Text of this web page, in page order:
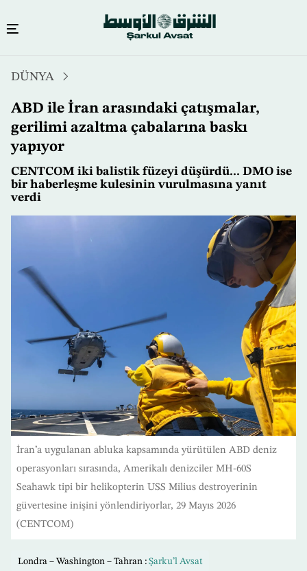
içeriğe
atla
DÜNYA
ABD ile İran arasındaki çatışmalar,
gerilimi azaltma çabalarına baskı
yapıyor
CENTCOM iki balistik füzeyi düşürdü... DMO ise
bir haberleşme kulesinin vurulmasına yanıt
verdi
İran’a uygulanan abluka kapsamında yürütülen ABD deniz
operasyonları sırasında, Amerikalı denizciler MH-60S
Seahawk tipi bir helikopterin USS Milius destroyerinin
güvertesine inişini yönlendiriyorlar, 29 Mayıs 2026
(CENTCOM)
Londra – Washington – Tahran : Şarku’l Avsat